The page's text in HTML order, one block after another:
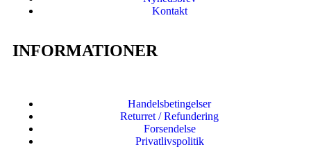
Kontakt
INFORMATIONER
Handelsbetingelser
Returret / Refundering
Forsendelse
Privatlivspolitik